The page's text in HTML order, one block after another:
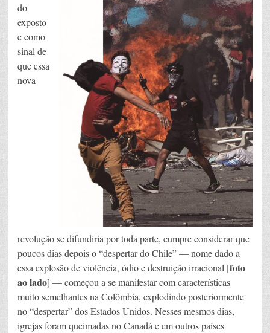
do
exposto
e como
sinal de
que essa
nova
revolução se difundiria por toda parte, cumpre considerar que
poucos dias depois o “despertar do Chile” — nome dado a
essa explosão de violência, ódio e destruição irracional [foto
ao lado] — começou a se manifestar com características
muito semelhantes na Colômbia, explodindo posteriormente
no “despertar” dos Estados Unidos. Nesses mesmos dias,
igrejas foram queimadas no Canadá e em outros países